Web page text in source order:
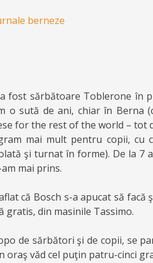
navigation
berneze
fost sărbătoare Toblerone în
o sută de ani, chiar în Berna
for the rest of the world – tot
mai mult pentru copii, cu
şi turnat în forme). De la 7
mai prins.
că Bosch s-a apucat să facă
gratis, din masinile Tassimo.
de sărbători şi de copii, se
oraş văd cel puţin patru-cinci